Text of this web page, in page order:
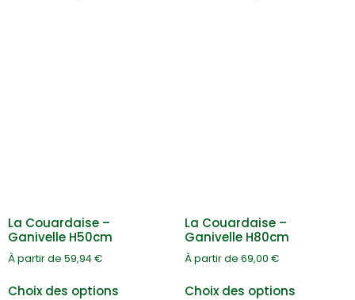
La Couardaise –
Ganivelle H50cm
À partir de 59,94€
Choix des options
La Couardaise –
Ganivelle H80cm
À partir de 69,00 €
Choix des options